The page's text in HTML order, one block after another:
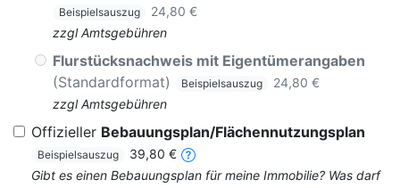
Beispielsauszug
24,80 €
zzgl Amtsgebühren
Flurstücksnachweis mit Eigentümerangaben
(Standardformat)
Beispielsauszug
24,80 €
zzgl Amtsgebühren
Offizieller Bebauungsplan/Flächennutzungsplan
Beispielsauszug
39,80 €
Gibt es einen Bebauungsplan für meine Immobilie? Was darf